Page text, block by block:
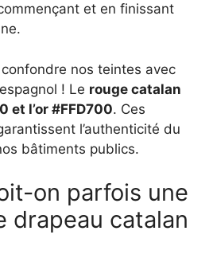
et en finissant
nos teintes avec
! Le rouge catalan
et l’or #FFD700. Ces
l’authenticité du
bâtiments publics.
on parfois une
drapeau catalan